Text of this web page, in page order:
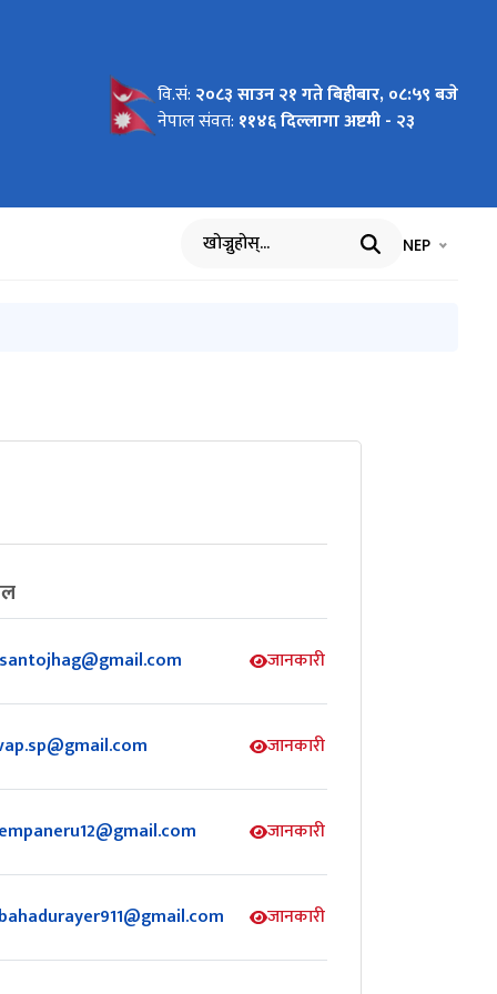
सुची
and
वि.सं: २०८३ साउन २१ गते बिहीबार, ०८:५९ बजे
नेपाल संवत: ११४६ दिल्लागा अष्टमी - २३
खोज्नुहोस् भाषा चयन
NEP
जानकारी
जानकारी
जानकारी
जानकारी